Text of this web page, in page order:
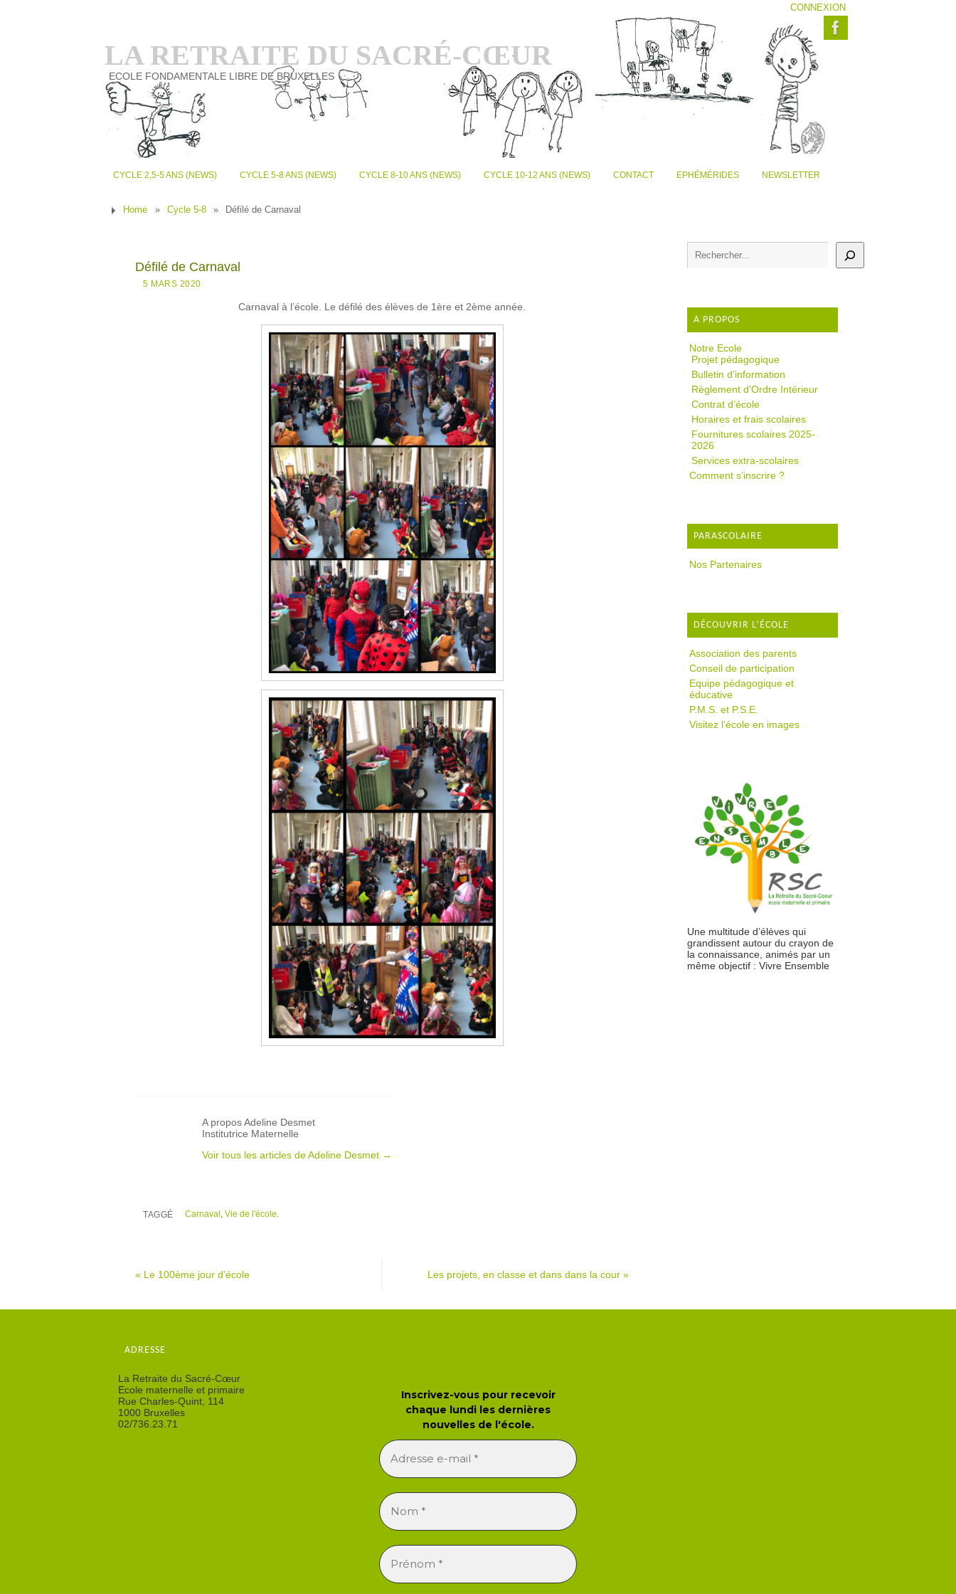
CONNEXION
LA RETRAITE DU SACRÉ-CŒUR
ECOLE FONDAMENTALE LIBRE DE BRUXELLES
CYCLE 2,5-5 ANS (NEWS) CYCLE 5-8 ANS (NEWS) CYCLE 8-10 ANS (NEWS) CYCLE 10-12 ANS (NEWS) CONTACT EPHÉMÉRIDES NEWSLETTER
Home » Cycle 5-8 » Défilé de Carnaval
Défilé de Carnaval
5 MARS 2020
Carnaval à l’école. Le défilé des élèves de 1ère et 2ème année.
A propos Adeline Desmet
Institutrice Maternelle
Voir tous les articles de Adeline Desmet →
TAGGÉ Carnaval , Vie de l'école.
« Le 100ème jour d’école Les projets, en classe et dans dans la cour »
A PROPOS
Notre Ecole
Projet pédagogique
Bulletin d’information
Règlement d’Ordre Intérieur
Contrat d’école
Horaires et frais scolaires
Fournitures scolaires 2025-
2026
Services extra-scolaires
Comment s’inscrire ?
PARASCOLAIRE
Nos Partenaires
DÉCOUVRIR L’ÉCOLE
Association des parents
Conseil de participation
Equipe pédagogique et
éducative
P.M.S. et P.S.E.
Visitez l’école en images
Une multitude d’élèves qui
grandissent autour du crayon de
la connaissance, animés par un
même objectif : Vivre Ensemble
ADRESSE
La Retraite du Sacré-Cœur
Ecole maternelle et primaire
Rue Charles-Quint, 114
1000 Bruxelles
02/736.23.71
Inscrivez-vous pour recevoir
chaque lundi les dernières
nouvelles de l'école.